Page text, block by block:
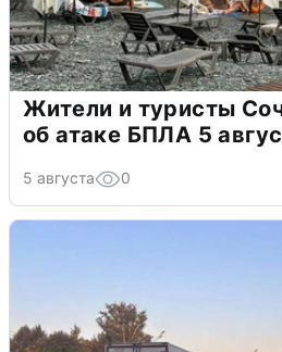
Жители и туристы
об атаке БПЛА 5
5 августа 0